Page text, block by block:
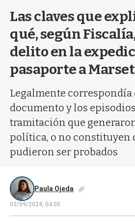
Las claves que
qué, según
delito en la
pasaporte a Marset
Legalmente correspondía
documento y los
tramitación que
política, o no constituyen
pudieron ser probados
Paula Ojeda
03/09/2024, 04:05